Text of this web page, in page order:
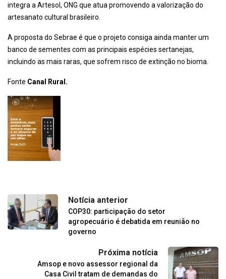
integra a Artesol, ONG que atua promovendo a valorização do
artesanato cultural brasileiro.
A proposta do Sebrae é que o projeto consiga ainda manter um
banco de sementes com as principais espécies sertanejas,
incluindo as mais raras, que sofrem risco de extinção no bioma.
Fonte Canal Rural.
Notícia anterior
COP30: participação do setor
agropecuário é debatida em reunião no
governo
Próxima notícia
Amsop e novo assessor regional da
Casa Civil tratam de demandas do